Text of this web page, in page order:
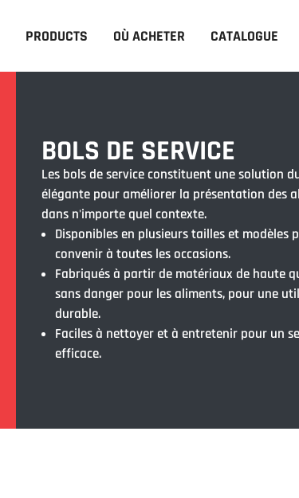
PRODUCTS OÙ ACHETER CATALOGUE
BOLS DE SERVICE
Les bols de service constituent une solution
élégante pour améliorer la présentation des
dans n'importe quel contexte.
Disponibles en plusieurs tailles et modèles
convenir à toutes les occasions.
Fabriqués à partir de matériaux de haute
sans danger pour les aliments, pour une
durable.
Faciles à nettoyer et à entretenir pour un
efficace.